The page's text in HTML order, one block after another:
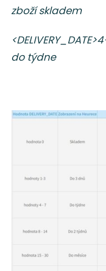
zboží skladem
do týdne